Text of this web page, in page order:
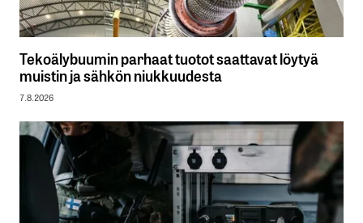
Tekoälybuumin parhaat tuotot saattavat löytyä
muistin ja sähkön niukkuudesta
7.8.2026